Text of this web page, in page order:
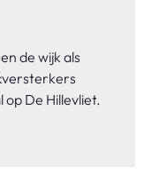
de wijk als
De Hillevliet.